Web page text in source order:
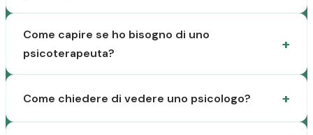
Come capire se ho bisogno di uno
psicoterapeuta?
Come chiedere di vedere uno psicologo?